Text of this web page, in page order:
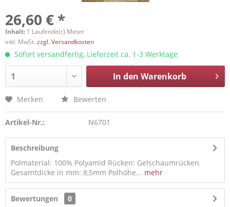
26,60 € *
Inhalt: 1 Laufende(r) Meter
inkl. MwSt. zzgl. Versandkosten
Sofort versandfertig, Lieferzeit ca. 1-3 Werktage
In den Warenkorb
Merken Bewerten
Artikel-Nr.: N6701
Beschreibung
Polmaterial: 100% Polyamid Rücken: Gelschaumrücken
Gesamtdicke in mm: 8,5mm Polhöhe... mehr
Bewertungen 0